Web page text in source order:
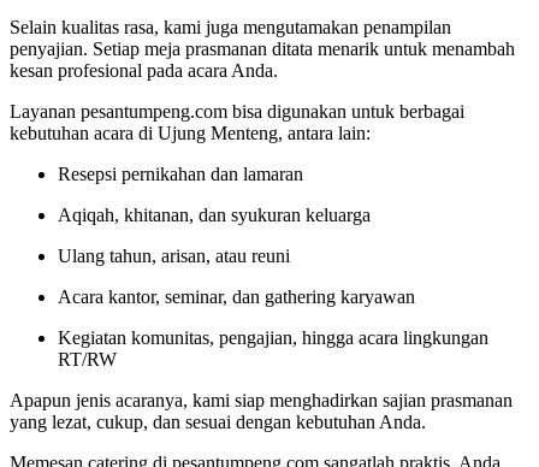
Selain kualitas rasa, kami juga mengutamakan penampilan
penyajian. Setiap meja prasmanan ditata menarik untuk menambah
kesan profesional pada acara Anda.
Layanan pesantumpeng.com bisa digunakan untuk berbagai
kebutuhan acara di Ujung Menteng, antara lain:
Resepsi pernikahan dan lamaran
Aqiqah, khitanan, dan syukuran keluarga
Ulang tahun, arisan, atau reuni
Acara kantor, seminar, dan gathering karyawan
Kegiatan komunitas, pengajian, hingga acara lingkungan
RT/RW
Apapun jenis acaranya, kami siap menghadirkan sajian prasmanan
yang lezat, cukup, dan sesuai dengan kebutuhan Anda.